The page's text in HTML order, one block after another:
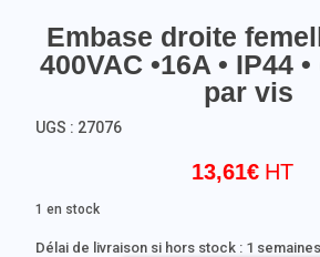
Embase droite
400VAC •16A • IP44
par vis
13,61€
Délai de livraison si hors stock : 1 semaines
1 en stock
UGS : 27076